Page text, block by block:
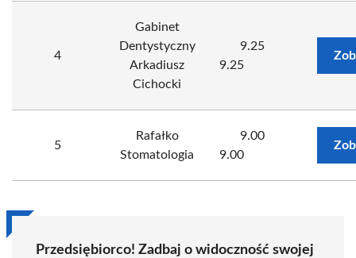
4
Gabinet
Dentystyczny
Arkadiusz
Cichocki
9.25
9.25
5
Rafałko
Stomatologia
9.00
9.00
Przedsiębiorco! Zadbaj o widoczność swojej